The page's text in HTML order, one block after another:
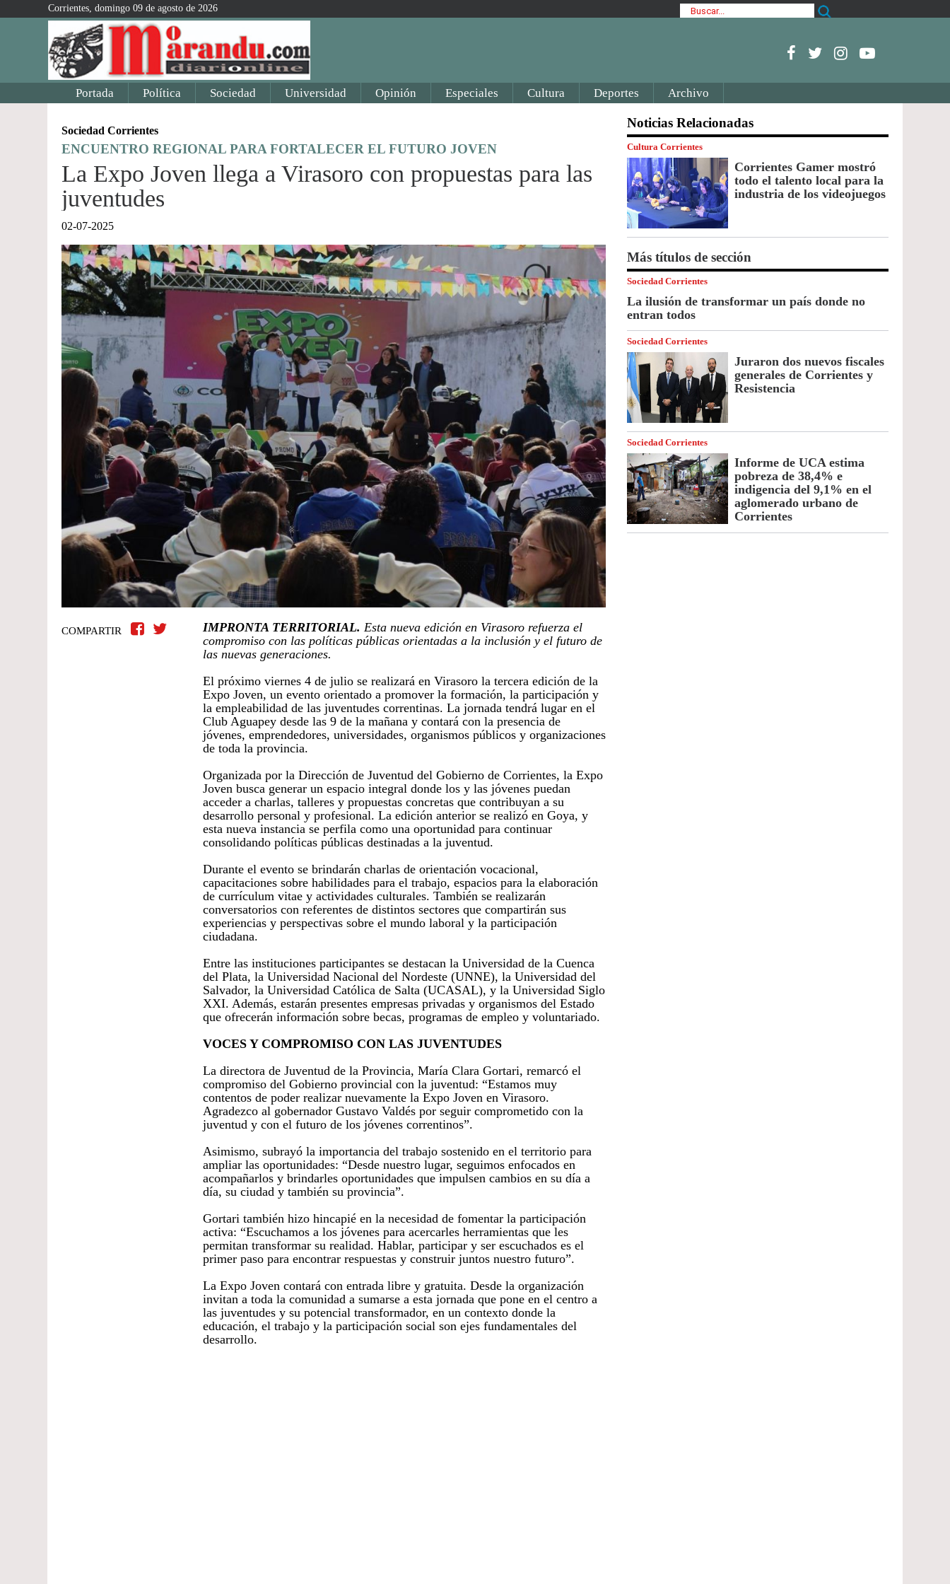
Corrientes, domingo 09 de agosto de 2026
Portada Política Sociedad Universidad Opinión Especiales Cultura Deportes Archivo
Sociedad Corrientes
ENCUENTRO REGIONAL PARA FORTALECER EL FUTURO JOVEN
La Expo Joven llega a Virasoro con propuestas para las
juventudes
02-07-2025
COMPARTIR IMPRONTA TERRITORIAL. Esta nueva edición en Virasoro refuerza el
compromiso con las políticas públicas orientadas a la inclusión y el futuro de
las nuevas generaciones.
El próximo viernes 4 de julio se realizará en Virasoro la tercera edición de la
Expo Joven, un evento orientado a promover la formación, la participación y
la empleabilidad de las juventudes correntinas. La jornada tendrá lugar en el
Club Aguapey desde las 9 de la mañana y contará con la presencia de
jóvenes, emprendedores, universidades, organismos públicos y organizaciones
de toda la provincia.
Organizada por la Dirección de Juventud del Gobierno de Corrientes, la Expo
Joven busca generar un espacio integral donde los y las jóvenes puedan
acceder a charlas, talleres y propuestas concretas que contribuyan a su
desarrollo personal y profesional. La edición anterior se realizó en Goya, y
esta nueva instancia se perfila como una oportunidad para continuar
consolidando políticas públicas destinadas a la juventud.
Durante el evento se brindarán charlas de orientación vocacional,
capacitaciones sobre habilidades para el trabajo, espacios para la elaboración
de currículum vitae y actividades culturales. También se realizarán
conversatorios con referentes de distintos sectores que compartirán sus
experiencias y perspectivas sobre el mundo laboral y la participación
ciudadana.
Entre las instituciones participantes se destacan la Universidad de la Cuenca
del Plata, la Universidad Nacional del Nordeste (UNNE), la Universidad del
Salvador, la Universidad Católica de Salta (UCASAL), y la Universidad Siglo
XXI. Además, estarán presentes empresas privadas y organismos del Estado
que ofrecerán información sobre becas, programas de empleo y voluntariado.
VOCES Y COMPROMISO CON LAS JUVENTUDES
La directora de Juventud de la Provincia, María Clara Gortari, remarcó el
compromiso del Gobierno provincial con la juventud: “Estamos muy
contentos de poder realizar nuevamente la Expo Joven en Virasoro.
Agradezco al gobernador Gustavo Valdés por seguir comprometido con la
juventud y con el futuro de los jóvenes correntinos”.
Asimismo, subrayó la importancia del trabajo sostenido en el territorio para
ampliar las oportunidades: “Desde nuestro lugar, seguimos enfocados en
acompañarlos y brindarles oportunidades que impulsen cambios en su día a
día, su ciudad y también su provincia”.
Gortari también hizo hincapié en la necesidad de fomentar la participación
activa: “Escuchamos a los jóvenes para acercarles herramientas que les
permitan transformar su realidad. Hablar, participar y ser escuchados es el
primer paso para encontrar respuestas y construir juntos nuestro futuro”.
La Expo Joven contará con entrada libre y gratuita. Desde la organización
invitan a toda la comunidad a sumarse a esta jornada que pone en el centro a
las juventudes y su potencial transformador, en un contexto donde la
educación, el trabajo y la participación social son ejes fundamentales del
desarrollo.
Noticias Relacionadas
Cultura Corrientes
Corrientes Gamer mostró
todo el talento local para la
industria de los videojuegos
Más títulos de sección
Sociedad Corrientes
La ilusión de transformar un país donde no
entran todos
Sociedad Corrientes
Juraron dos nuevos fiscales
generales de Corrientes y
Resistencia
Sociedad Corrientes
Informe de UCA estima
pobreza de 38,4% e
indigencia del 9,1% en el
aglomerado urbano de
Corrientes